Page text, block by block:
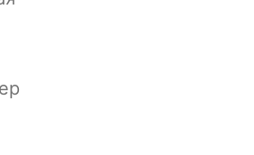
курортными объектами